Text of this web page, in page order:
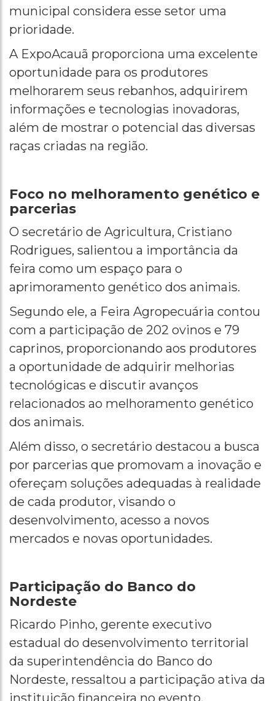
municipal considera esse setor uma
prioridade.
A ExpoAcauã proporciona uma excelente
oportunidade para os produtores
melhorarem seus rebanhos, adquirirem
informações e tecnologias inovadoras,
além de mostrar o potencial das diversas
raças criadas na região.
Foco no melhoramento genético e
parcerias
O secretário de Agricultura, Cristiano
Rodrigues, salientou a importância da
feira como um espaço para o
aprimoramento genético dos animais.
Segundo ele, a Feira Agropecuária contou
com a participação de 202 ovinos e 79
caprinos, proporcionando aos produtores
a oportunidade de adquirir melhorias
tecnológicas e discutir avanços
relacionados ao melhoramento genético
dos animais.
Além disso, o secretário destacou a busca
por parcerias que promovam a inovação e
ofereçam soluções adequadas à realidade
de cada produtor, visando o
desenvolvimento, acesso a novos
mercados e novas oportunidades.
Participação do Banco do
Nordeste
Ricardo Pinho, gerente executivo
estadual do desenvolvimento territorial
da superintendência do Banco do
Nordeste, ressaltou a participação ativa da
instituição financeira no evento.